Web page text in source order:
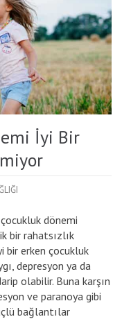
İyi Bir
dönemi
bir rahatsızlık
bir erken çocukluk
depresyon ya da
olabilir. Buna karşın
ve paranoya gibi
bağlantılar